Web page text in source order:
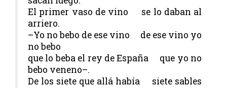
El primer vaso de vino se lo daban al
arriero.
–Yo no bebo de ese vino de ese vino yo
no bebo
que lo beba el rey de España que yo no
bebo veneno–.
De los siete que allá había siete sables